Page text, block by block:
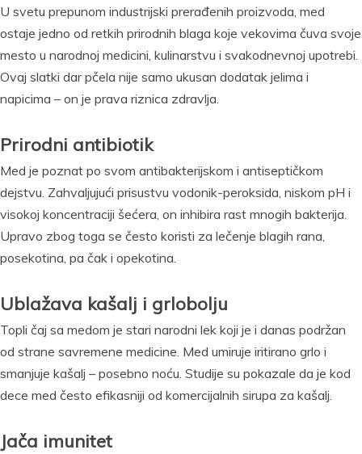
U svetu prepunom industrijski prerađenih proizvoda, med
ostaje jedno od retkih prirodnih blaga koje vekovima čuva svoje
mesto u narodnoj medicini, kulinarstvu i svakodnevnoj upotrebi.
Ovaj slatki dar pčela nije samo ukusan dodatak jelima i
napicima – on je prava riznica zdravlja.
Prirodni antibiotik
Med je poznat po svom antibakterijskom i antiseptičkom
dejstvu. Zahvaljujući prisustvu vodonik-peroksida, niskom pH i
visokoj koncentraciji šećera, on inhibira rast mnogih bakterija.
Upravo zbog toga se često koristi za lečenje blagih rana,
posekotina, pa čak i opekotina.
Ublažava kašalj i grlobolju
Topli čaj sa medom je stari narodni lek koji je i danas podržan
od strane savremene medicine. Med umiruje iritirano grlo i
smanjuje kašalj – posebno noću. Studije su pokazale da je kod
dece med često efikasniji od komercijalnih sirupa za kašalj.
Jača imunitet